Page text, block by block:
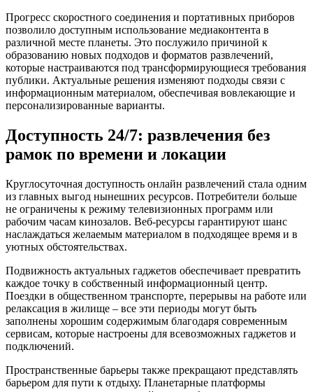
Прогресс скоростного соединения и портативных приборов
позволило доступным использование медиаконтента в
различной месте планеты. Это послужило причиной к
образованию новых подходов и форматов развлечений,
которые настраиваются под трансформирующиеся требования
публики. Актуальные решения изменяют подходы связи с
информационным материалом, обеспечивая вовлекающие и
персонализированные варианты.
Доступность 24/7: развлечения без
рамок по времени и локации
Круглосуточная доступность онлайн развлечений стала одним
из главных выгод нынешних ресурсов. Потребители больше
не ограничены к режиму телевизионных программ или
рабочим часам кинозалов. Веб-ресурсы гарантируют шанс
наслаждаться желаемым материалом в подходящее время и в
уютных обстоятельствах.
Подвижность актуальных гаджетов обеспечивает превратить
каждое точку в собственный информационный центр.
Поездки в общественном транспорте, перерывы на работе или
релаксация в жилище – все эти периоды могут быть
заполнены хорошим содержимым благодаря современным
сервисам, которые настроены для всевозможных гаджетов и
подключений.
Пространственные барьеры также прекращают представлять
барьером для пути к отдыху. Планетарные платформы